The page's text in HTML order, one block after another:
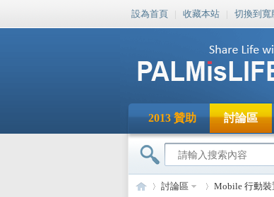
設為首頁 | 收藏本站 | 切換到寬
2013 贊助 討論區
討論區 Mobile 行動裝